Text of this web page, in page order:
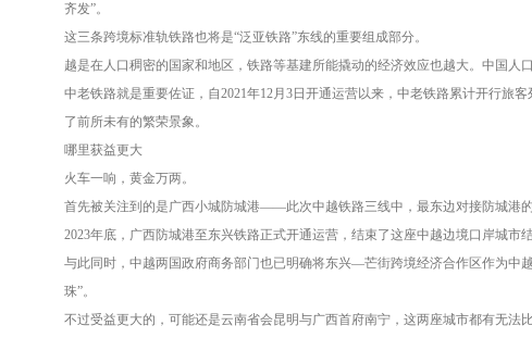
齐发”。
这三条跨境标准轨铁路也将是“泛亚铁路”东线的重要组成部分。
越是在人口稠密的国家和地区，铁路等基建所能撬动的经济效应也越大。中国人
中老铁路就是重要佐证，自2021年12月3日开通运营以来，中老铁路累计开行旅
了前所未有的繁荣景象。
哪里获益更大
火车一响，黄金万两。
首先被关注到的是广西小城防城港——此次中越铁路三线中，最东边对接防城港
2023年底，广西防城港至东兴铁路正式开通运营，结束了这座中越边境口岸城
与此同时，中越两国政府商务部门也已明确将东兴—芒街跨境经济合作区作为中
珠”。
不过受益更大的，可能还是云南省会昆明与广西首府南宁，这两座城市都有无法